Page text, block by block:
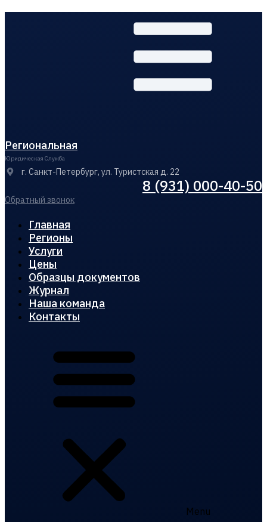
Региональная
Юридическая Служба
г. Санкт-Петербург, ул. Туристская д. 22
8 (931) 000-40-50
Обратный звонок
Главная
Регионы
Услуги
Цены
Образцы документов
Журнал
Наша команда
Контакты
Menu